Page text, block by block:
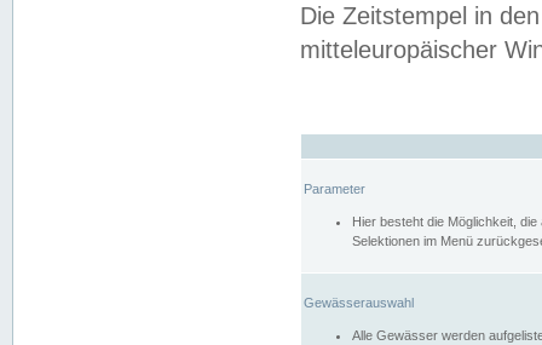
Die Zeitstempel in
mitteleuropäischer
Parameter
Hier besteht die Möglichkeit,
Selektionen im Menü
Gewässerauswahl
Alle Gewässer werden